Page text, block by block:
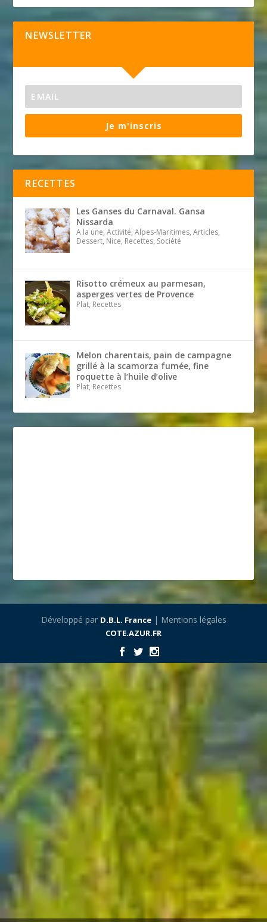
NEWSLETTER
Je m'inscris
RECETTES
Les Ganses du Carnaval. Gansa
Nissarda
A la une, Activité, Alpes-Maritimes, Articles,
Dessert, Nice, Recettes, Société
Risotto crémeux au parmesan,
asperges vertes de Provence
Plat, Recettes
Melon charentais, pain de campagne
grillé à la scamorza fumée, fine
roquette à l’huile d’olive
Plat, Recettes
Développé par D.B.L. France| Mentions légales
COTE.AZUR.FR